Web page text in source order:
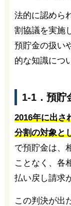
法的に認めら
割協議を実施
預貯金の扱い
的な知識につ
1-1．預貯
2016年に出さ
分割の対象と
で預貯金は、
ことなく、各
払い戻し請求
この判決が出